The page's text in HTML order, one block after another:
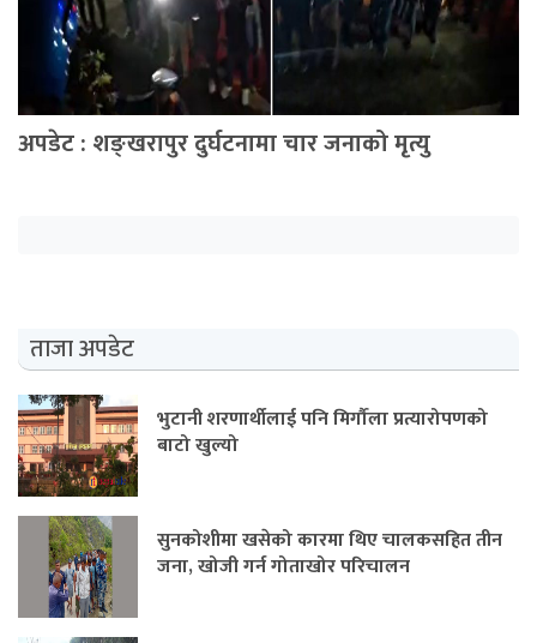
जिबनशैली
अपडेट : शङ्खरापुर दुर्घटनामा चार जनाको मृत्यु
ताजा अपडेट
भुटानी शरणार्थीलाई पनि मिर्गौला प्रत्यारोपणको
बाटो खुल्यो
सुनकोशीमा खसेको कारमा थिए चालकसहित तीन
जना, खोजी गर्न गोताखोर परिचालन